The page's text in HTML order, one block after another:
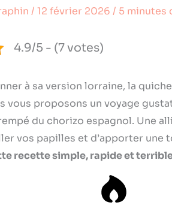
/ 12 février 2026 / 5 minutes
4.9/5 - (7 votes)
à sa version lorraine, la
vous proposons un voyage
du chorizo espagnol. Une
vos papilles et d’apporter une
recette simple, rapide et